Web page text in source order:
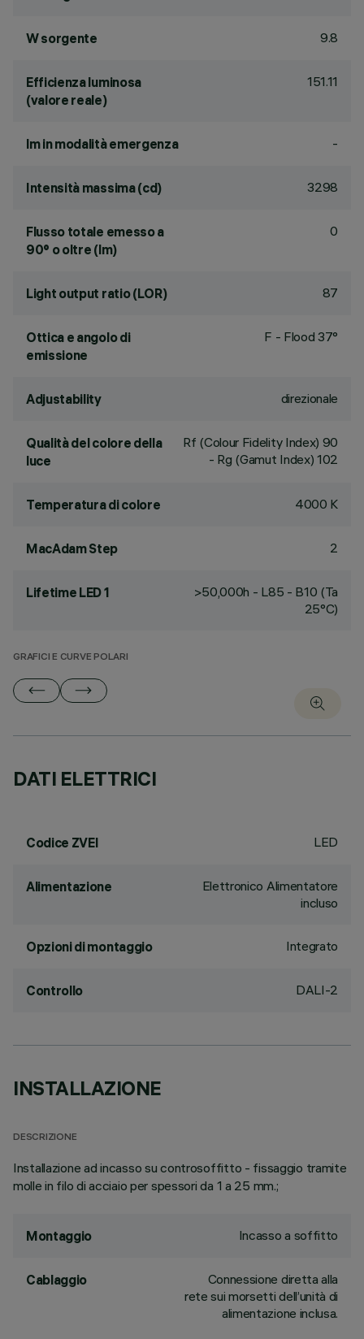
W sorgente 9.8
Efficienza luminosa
(valore reale)
151.11
lm in modalità emergenza -
Intensità massima (cd) 3298
Flusso totale emesso a
90° o oltre (lm)
0
Light output ratio (LOR) 87
Ottica e angolo di
emissione
F - Flood 37°
Adjustability direzionale
Qualità del colore della
luce
Rf (Colour Fidelity Index) 90
- Rg (Gamut Index) 102
Temperatura di colore 4000 K
MacAdam Step 2
Lifetime LED 1
>50,000h - L85 - B10 (Ta
25°C)
GRAFICI E CURVE POLARI
DATI ELETTRICI
Codice ZVEI LED
Alimentazione
Elettronico Alimentatore
incluso
Opzioni di montaggio Integrato
Controllo DALI-2
INSTALLAZIONE
DESCRIZIONE
Installazione ad incasso su controsoffitto - fissaggio tramite
molle in filo di acciaio per spessori da 1 a 25 mm.;
Montaggio Incasso a soffitto
Cablaggio
Connessione diretta alla
rete sui morsetti dell’unità di
alimentazione inclusa.